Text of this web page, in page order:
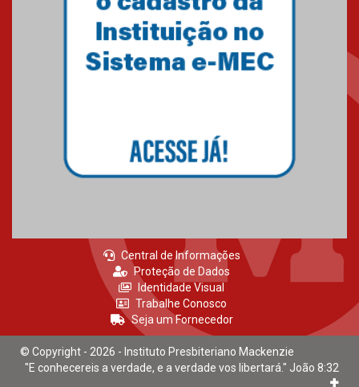
27.02.2026
Central de Informações
Proteção de Dados
Identidade Visual
Trabalhe Conosco
Seja um Fornecedor
© Copyright - 2026 - Instituto Presbiteriano Mackenzie
"E conhecereis a verdade, e a verdade vos libertará." João 8:32